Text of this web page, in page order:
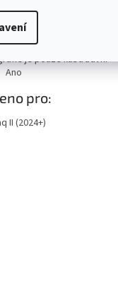
Délka cca 656 mm a 531 mm.
je pouze ilustrativní
Ano
pro:
II (2024+)